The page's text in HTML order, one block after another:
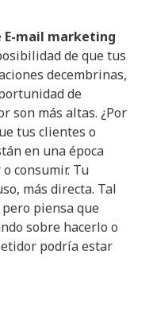
E-mail marketing
de que tus
decembrinas,
de
son más altas. ¿Por
tus clientes o
en una época
consumir. Tu
más directa. Tal
piensa que
sobre hacerlo o
podría estar